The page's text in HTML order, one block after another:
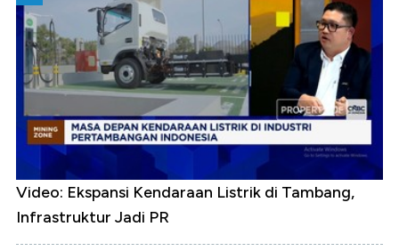
Video: Ekspansi Kendaraan Listrik di Tambang,
Infrastruktur Jadi PR